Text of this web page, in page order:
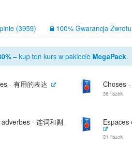
(3959) 100% Gwarancja
– kup ten kurs w pakiecie MegaPack.
- 有用的表达 Choses
36 fiszek
- 连词和副
Espaces
31 fiszek